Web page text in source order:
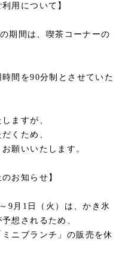
用について】
期間は、喫茶コーナーの
間を90分制とさせていた
ますが、
くため、
願いいたします。
お知らせ】
9月1日（火）は、かき氷
想されるため、
ニブランチ」の販売を休